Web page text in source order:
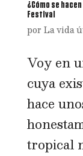
¿Cómo se
Festival
por La vida
Voy en
cuya
hace
tropical